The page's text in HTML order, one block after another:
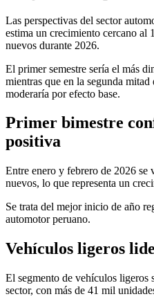
Las perspectivas del sector
estima un crecimiento cercano al
nuevos durante 2026.
El primer semestre sería el más
mientras que en la segunda
moderaría por efecto base.
Primer bimestre
positiva
Entre enero y febrero de 2026
nuevos, lo que representa un
Se trata del mejor inicio de año
automotor peruano.
Vehículos ligeros
El segmento de vehículos
sector, con más de 41 mil